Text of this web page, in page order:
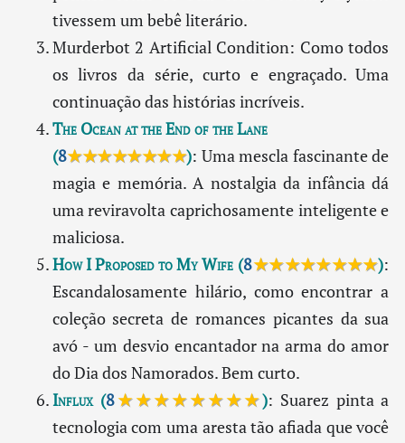
tivessem um bebê literário.
Murderbot 2 Artificial Condition: Como todos
os livros da série, curto e engraçado. Uma
continuação das histórias incríveis.
The Ocean at the End of the Lane
(8★★★★★★★★): Uma mescla fascinante de
magia e memória. A nostalgia da infância dá
uma reviravolta caprichosamente inteligente e
maliciosa.
How I Proposed to My Wife(8★★★★★★★★):
Escandalosamente hilário, como encontrar a
coleção secreta de romances picantes da sua
avó - um desvio encantador na arma do amor
do Dia dos Namorados. Bem curto.
Influx(8★★★★★★★★): Suarez pinta a
tecnologia com uma aresta tão afiada que você